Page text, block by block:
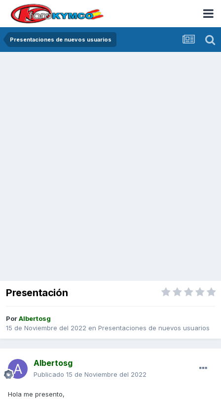
Presentaciones de nuevos usuarios
Presentación
PorAlbertosg
15 de Noviembre del 2022 en Presentaciones de nuevos usuarios
Albertosg
Publicado 15 de Noviembre del 2022
Hola me presento,